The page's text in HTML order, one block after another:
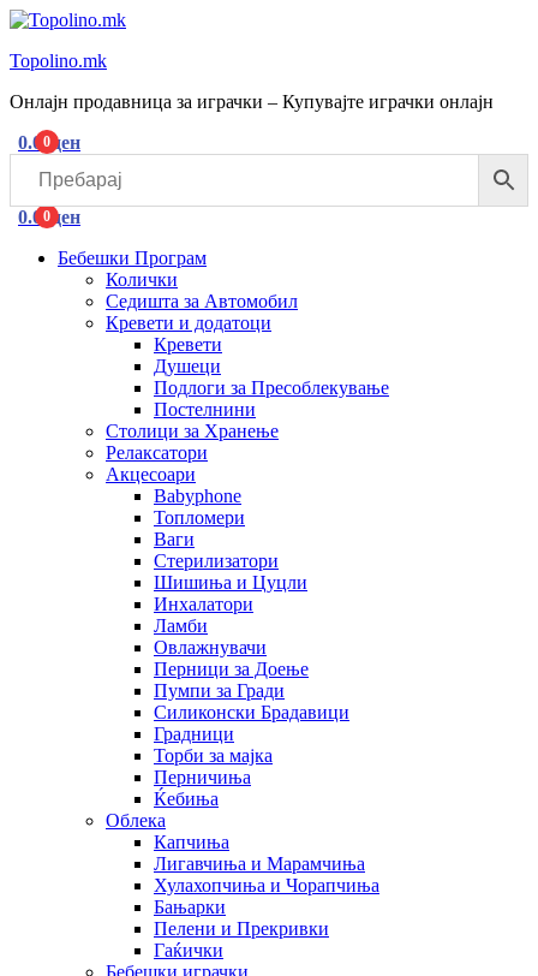
Topolino.mk
Онлајн продавница за играчки – Купувајте играчки онлајн
0
0.00 ден
0
0.00 ден
Бебешки Програм
Колички
Седишта за Автомобил
Кревети и додатоци
Кревети
Душеци
Подлоги за Пресоблекување
Постелнини
Столици за Хранење
Релаксатори
Акцесоари
Babyphone
Топломери
Ваги
Стерилизатори
Шишиња и Цуцли
Инхалатори
Ламби
Овлажнувачи
Перници за Доење
Пумпи за Гради
Силиконски Брадавици
Градници
Торби за мајка
Перничиња
Ќебиња
Облека
Капчиња
Лигавчиња и Марамчиња
Хулахопчиња и Чорапчиња
Бањарки
Пелени и Прекривки
Гаќички
Бебешки играчки